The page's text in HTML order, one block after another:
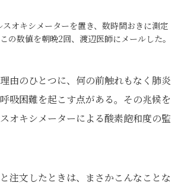
オキシメーターを置き、数時間おきに測定
の数値を朝晩2回、渡辺医師にメールした。
由のひとつに、何の前触れもなく肺炎
吸困難を起こす点がある。その兆候を
オキシメーターによる酸素飽和度の監
注文したときは、まさかこんなことな